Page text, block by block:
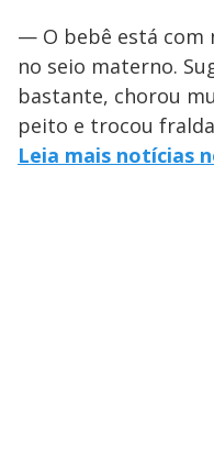
— O bebê está com
no seio materno.
bastante, chorou
peito e trocou fralda
Leia mais notícias